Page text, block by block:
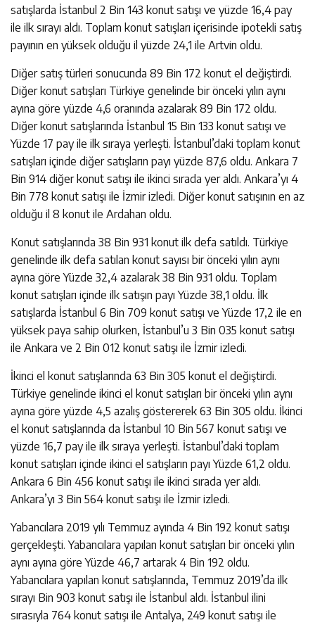
satışlarda İstanbul 2 Bin 143 konut satışı ve yüzde 16,4 pay
ile ilk sırayı aldı. Toplam konut satışları içerisinde ipotekli satış
payının en yüksek olduğu il yüzde 24,1 ile Artvin oldu.
Diğer satış türleri sonucunda 89 Bin 172 konut el değiştirdi.
Diğer konut satışları Türkiye genelinde bir önceki yılın aynı
ayına göre yüzde 4,6 oranında azalarak 89 Bin 172 oldu.
Diğer konut satışlarında İstanbul 15 Bin 133 konut satışı ve
Yüzde 17 pay ile ilk sıraya yerleşti. İstanbul’daki toplam konut
satışları içinde diğer satışların payı yüzde 87,6 oldu. Ankara 7
Bin 914 diğer konut satışı ile ikinci sırada yer aldı. Ankara’yı 4
Bin 778 konut satışı ile İzmir izledi. Diğer konut satışının en az
olduğu il 8 konut ile Ardahan oldu.
Konut satışlarında 38 Bin 931 konut ilk defa satıldı. Türkiye
genelinde ilk defa satılan konut sayısı bir önceki yılın aynı
ayına göre Yüzde 32,4 azalarak 38 Bin 931 oldu. Toplam
konut satışları içinde ilk satışın payı Yüzde 38,1 oldu. İlk
satışlarda İstanbul 6 Bin 709 konut satışı ve Yüzde 17,2 ile en
yüksek paya sahip olurken, İstanbul’u 3 Bin 035 konut satışı
ile Ankara ve 2 Bin 012 konut satışı ile İzmir izledi.
İkinci el konut satışlarında 63 Bin 305 konut el değiştirdi.
Türkiye genelinde ikinci el konut satışları bir önceki yılın aynı
ayına göre yüzde 4,5 azalış göstererek 63 Bin 305 oldu. İkinci
el konut satışlarında da İstanbul 10 Bin 567 konut satışı ve
yüzde 16,7 pay ile ilk sıraya yerleşti. İstanbul’daki toplam
konut satışları içinde ikinci el satışların payı Yüzde 61,2 oldu.
Ankara 6 Bin 456 konut satışı ile ikinci sırada yer aldı.
Ankara’yı 3 Bin 564 konut satışı ile İzmir izledi.
Yabancılara 2019 yılı Temmuz ayında 4 Bin 192 konut satışı
gerçekleşti. Yabancılara yapılan konut satışları bir önceki yılın
aynı ayına göre Yüzde 46,7 artarak 4 Bin 192 oldu.
Yabancılara yapılan konut satışlarında, Temmuz 2019’da ilk
sırayı Bin 903 konut satışı ile İstanbul aldı. İstanbul ilini
sırasıyla 764 konut satışı ile Antalya, 249 konut satışı ile